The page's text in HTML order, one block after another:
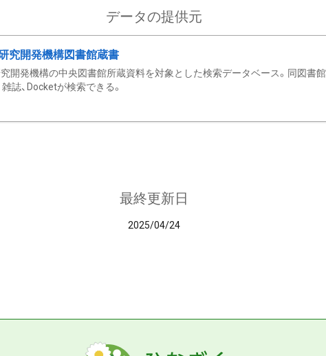
データの提供元
究開発機構図書館蔵書
開発機構の中央図書館所蔵資料を対象とした検索データベース。同図書
雑誌、Docketが検索できる。
最終更新日
2025/04/24